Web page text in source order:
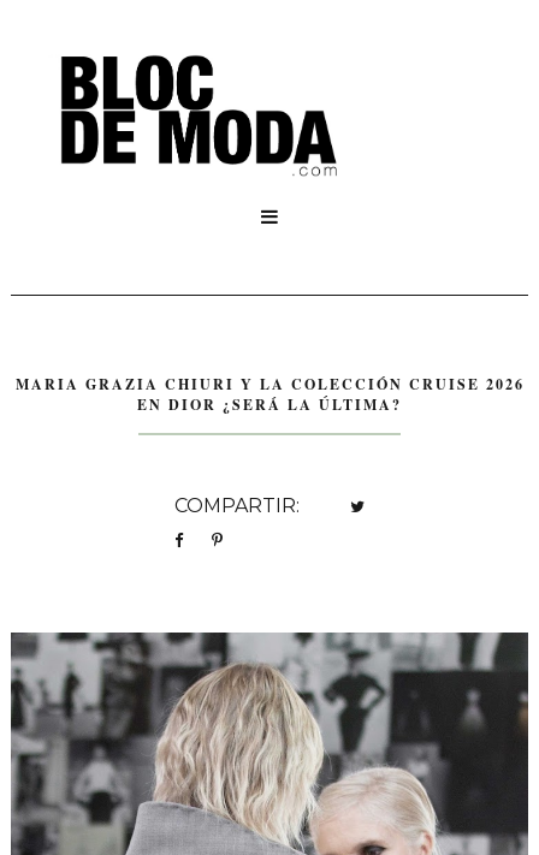

MARIA GRAZIA CHIURI Y LA COLECCIÓN CRUISE 2026
EN DIOR ¿SERÁ LA ÚLTIMA?
COMPARTIR: